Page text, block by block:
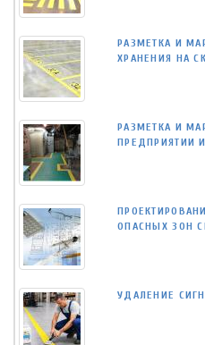
РАЗМЕТКА И
ХРАНЕНИЯ НА
РАЗМЕТКА И
ПРЕДПРИЯТИИ
ОПАСНЫХ ЗОН
УДАЛЕНИЕ